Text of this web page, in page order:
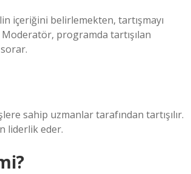
içeriğini belirlemekten, tartışmayı
programda tartışılan
sahip uzmanlar tarafından tartışılır.
liderlik eder.